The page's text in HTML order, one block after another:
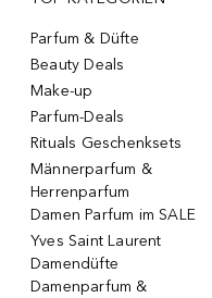
Parfum & Düfte
Beauty Deals
Make-up
Parfum-Deals
Rituals Geschenksets
Männerparfum &
Herrenparfum
Damen Parfum im SALE
Yves Saint Laurent
Damendüfte
Damenparfum &